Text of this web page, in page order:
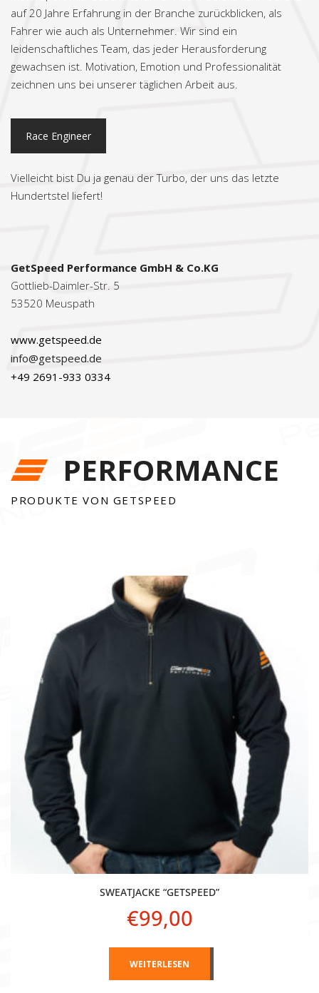
auf 20 Jahre Erfahrung in der Branche zurückblicken, als
Fahrer wie auch als Unternehmer. Wir sind ein
leidenschaftliches Team, das jeder Herausforderung
gewachsen ist. Motivation, Emotion und Professionalität
zeichnen uns bei unserer täglichen Arbeit aus.
Race Engineer
Vielleicht bist Du ja genau der Turbo, der uns das letzte
Hundertstel liefert!
GetSpeed Performance GmbH & Co.KG
Gottlieb-Daimler-Str. 5
53520 Meuspath
www.getspeed.de
info@getspeed.de
+49 2691-933 0334
PERFORMANCE
PRODUKTE VON GETSPEED
SWEATJACKE “GETSPEED”
€99,00
WEITERLESEN